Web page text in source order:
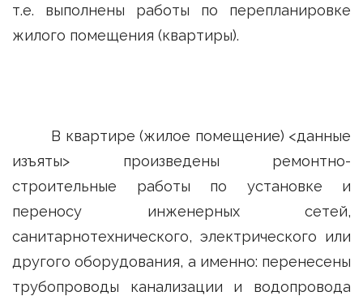
т.е. выполнены работы по перепланировке
жилого помещения (квартиры).
В квартире (жилое помещение) <данные
изъяты> произведены ремонтно-
строительные работы по установке и
переносу инженерных сетей,
санитарнотехнического, электрического или
другого оборудования, а именно: перенесены
трубопроводы канализации и водопровода